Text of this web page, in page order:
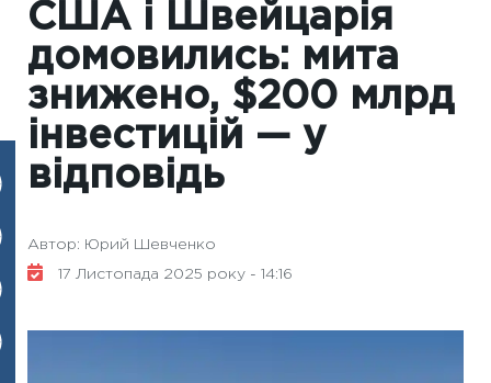
США і Швейцарія
домовились: мита
знижено, $200 млрд
інвестицій — у
відповідь
Автор: Юрий Шевченко
17 Листопада 2025 року - 14:16